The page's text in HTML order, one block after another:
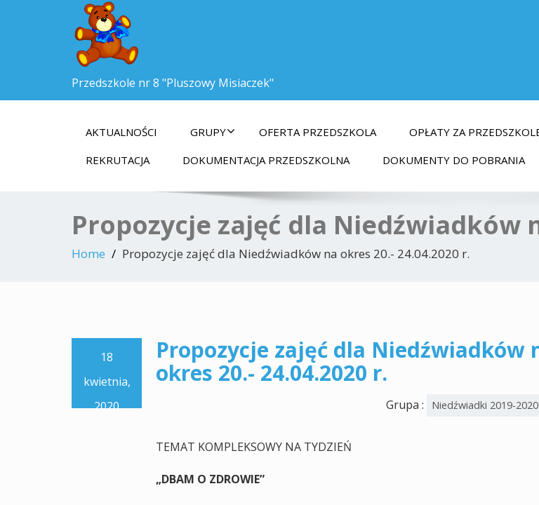
Przedszkole nr 8 "Pluszowy Misiaczek"
AKTUALNOŚCI GRUPY OFERTA PRZEDSZKOLA OPŁATY ZA
REKRUTACJA
DOKUMENTACJA PRZEDSZKOLNA DOKUMENTY DO POBRANIA
Propozycje zajęć dla Niedźwiadków
Home Propozycje zajęć dla Niedźwiadków na okres 20.- 24.04.2020 r.
18
kwietnia,
2020
Propozycje zajęć dla Niedźwiadków
okres 20.- 24.04.2020 r.
Grupa : Niedźwiadki 2019-2020
TEMAT KOMPLEKSOWY NA TYDZIEŃ
„DBAM O ZDROWIE”